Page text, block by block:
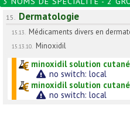
15. Dermatologie
15.13. Médicaments divers en
15.13.10. Minoxidil
minoxidil solution cutané
no switch: local
minoxidil solution cutané
no switch: local